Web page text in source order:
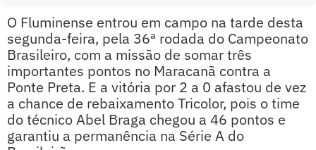
O Fluminense entrou em campo na tarde desta
segunda-feira, pela 36ª rodada do Campeonato
Brasileiro, com a missão de somar três
importantes pontos no Maracanã contra a
Ponte Preta. E a vitória por 2 a 0 afastou de vez
a chance de rebaixamento Tricolor, pois o time
do técnico Abel Braga chegou a 46 pontos e
garantiu a permanência na Série A do